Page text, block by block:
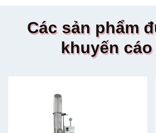
Các sản phẩm
khuyến cáo